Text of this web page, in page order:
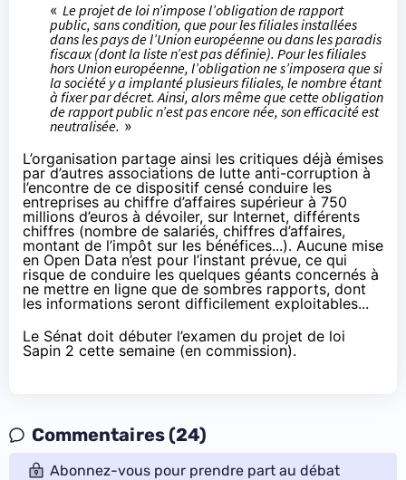
« Le projet de loi n’impose l’obligation de rapport
public, sans condition, que pour les filiales installées
dans les pays de l’Union européenne ou dans les paradis
fiscaux (dont la liste n’est pas définie). Pour les filiales
hors Union européenne, l’obligation ne s’imposera que si
la société y a implanté plusieurs filiales, le nombre étant
à fixer par décret. Ainsi, alors même que cette obligation
de rapport public n’est pas encore née, son efficacité est
neutralisée. »
L’organisation partage ainsi les critiques déjà émises
par d’autres associations de lutte anti-corruption à
l’encontre de ce dispositif censé conduire les
entreprises au chiffre d’affaires supérieur à 750
millions d’euros à dévoiler, sur Internet, différents
chiffres (nombre de salariés, chiffres d’affaires,
montant de l’impôt sur les bénéfices...). Aucune mise
en Open Data n’est pour l’instant prévue, ce qui
risque de conduire les quelques géants concernés à
ne mettre en ligne que de sombres rapports, dont
les informations seront difficilement exploitables...
Le Sénat doit débuter l’examen du projet de loi
Sapin 2 cette semaine (en commission).
Commentaires (24)
Abonnez-vous pour prendre part au débat